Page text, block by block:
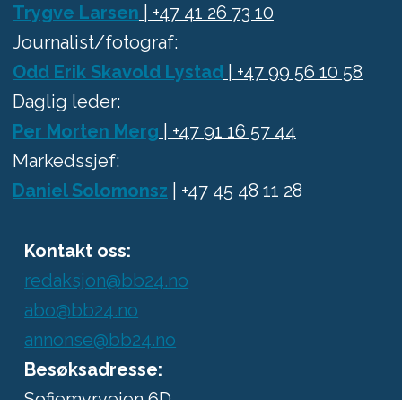
Trygve Larsen | +47 41 26 73 10
Journalist/fotograf:
Odd Erik Skavold Lystad| +47 99 56 10 58
Daglig leder:
Per Morten Merg | +47 91 16 57 44
Markedssjef:
Daniel Solomonsz | +47 45 48 11 28
Kontakt oss:
redaksjon@bb24.no
abo@bb24.no
annonse@bb24.no
Besøksadresse: